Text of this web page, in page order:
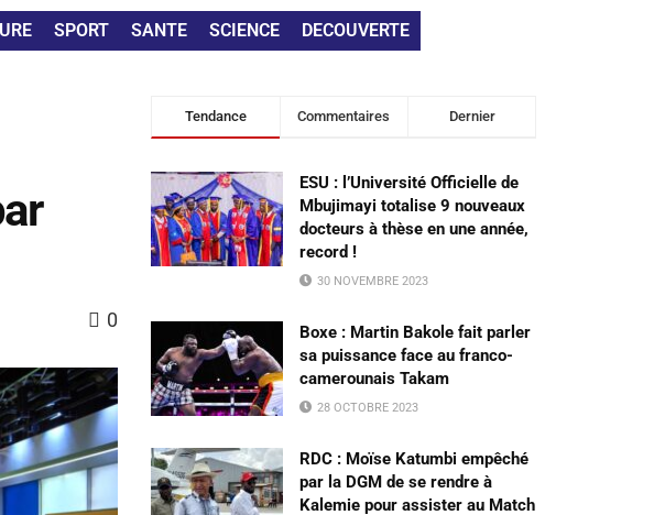
SPORT SANTE SCIENCE DECOUVERTE
0
Tendance Commentaires Dernier
ESU : l’Université Officielle de
Mbujimayi totalise 9 nouveaux
docteurs à thèse en une année,
record !
30 NOVEMBRE 2023
Boxe : Martin Bakole fait parler
sa puissance face au franco-
camerounais Takam
28 OCTOBRE 2023
RDC : Moïse Katumbi empêché
par la DGM de se rendre à
Kalemie pour assister au Match